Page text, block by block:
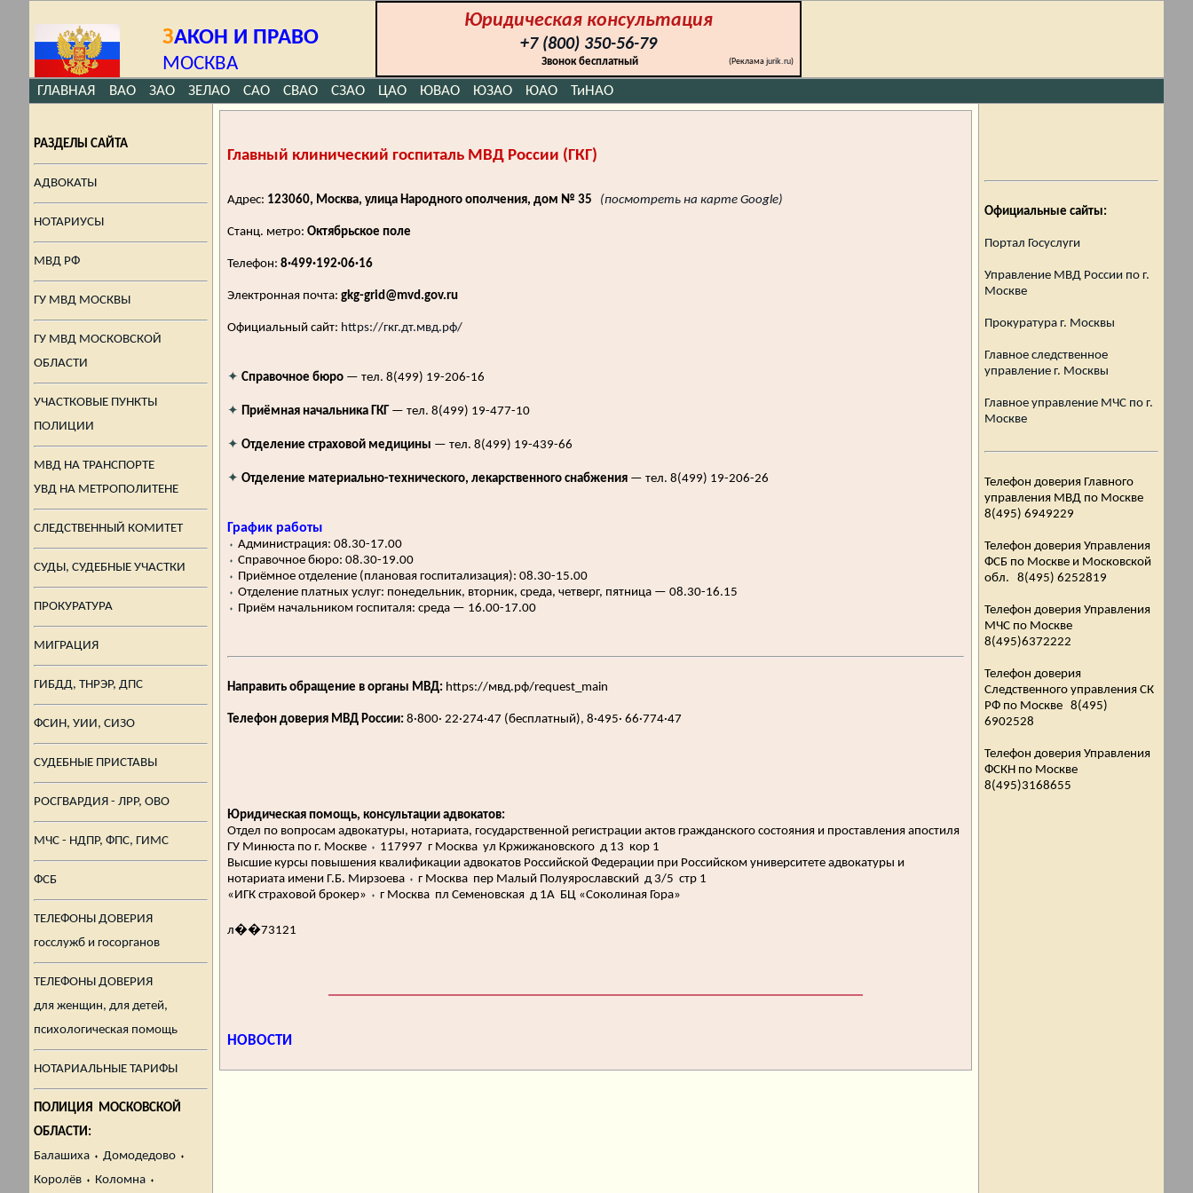
ЗАКОН И ПРАВО
МОСКВА
Юридическая консультация
+7 (800) 350-56-79
Звонок бесплатный (Рекламаjurik.ru)
ГЛАВНАЯ ВАО ЗАО ЗЕЛАО САО СВАО СЗАО ЦАО ЮВАО ЮЗАО ЮАО ТиНАО
РАЗДЕЛЫ САЙТА
АДВОКАТЫ
НОТАРИУСЫ
МВД РФ
ГУ МВД МОСКВЫ
ГУ МВД МОСКОВСКОЙ
ОБЛАСТИ
УЧАСТКОВЫЕ ПУНКТЫ
ПОЛИЦИИ
МВД НА ТРАНСПОРТЕ
УВД НА МЕТРОПОЛИТЕНЕ
СЛЕДСТВЕННЫЙ КОМИТЕТ
СУДЫ, СУДЕБНЫЕ УЧАСТКИ
ПРОКУРАТУРА
МИГРАЦИЯ
ГИБДД, ТНРЭР, ДПС
ФСИН, УИИ, СИЗО
СУДЕБНЫЕ ПРИСТАВЫ
РОСГВАРДИЯ - ЛРР, ОВО
МЧС - НДПР, ФПС, ГИМС
ФСБ
ТЕЛЕФОНЫ ДОВЕРИЯ
госслужб и госорганов
ТЕЛЕФОНЫ ДОВЕРИЯ
для женщин, для детей,
психологическая помощь
НОТАРИАЛЬНЫЕ ТАРИФЫ
ПОЛИЦИЯ МОСКОВСКОЙ
ОБЛАСТИ:
Балашиха ⬪ Домодедово ⬪
Королёв ⬪ Коломна ⬪
Главный клинический госпиталь МВД России (ГКГ)
Адрес: 123060, Москва, улица Народного ополчения, дом № 35 (посмотреть на карте Google)
Станц. метро: Октябрьское поле
Телефон: 8·499·192·06·16
Электронная почта: gkg-grid@mvd.gov.ru
Официальный сайт: https://гкг.дт.мвд.рф/
✦ Справочное бюро — тел. 8(499) 19-206-16
✦ Приёмная начальника ГКГ — тел. 8(499) 19-477-10
✦ Отделение страховой медицины — тел. 8(499) 19-439-66
✦ Отделение материально-технического, лекарственного снабжения — тел. 8(499) 19-206-26
График работы
⬪ Администрация: 08.30-17.00
⬪ Справочное бюро: 08.30-19.00
⬪ Приёмное отделение (плановая госпитализация): 08.30-15.00
⬪ Отделение платных услуг: понедельник, вторник, среда, четверг, пятница — 08.30-16.15
⬪ Приём начальником госпиталя: среда — 16.00-17.00
Направить обращение в органы МВД: https://мвд.рф/request_main
Телефон доверия МВД России: 8·800· 22·274·47 (бесплатный), 8·495· 66·774·47
Юридическая помощь, консультации адвокатов:
Отдел по вопросам адвокатуры, нотариата, государственной регистрации актов гражданского состояния и проставления апостиля
ГУ Минюста по г. Москве ⬪ 117997 г Москва ул Кржижановского д 13 кор 1
Высшие курсы повышения квалификации адвокатов Российской Федерации при Российском университете адвокатуры и
нотариата имени Г.Б. Мирзоева ⬪ г Москва пер Малый Полуярославский д 3/5 стр 1
«ИГК страховой брокер» ⬪ г Москва пл Семеновская д 1А БЦ «Соколиная Гора»
л��73121
НОВОСТИ
Официальные сайты:
Портал Госуслуги
Управление МВД России по г.
Москве
Прокуратура г. Москвы
Главное следственное
управление г. Москвы
Главное управление МЧС по г.
Москве
Телефон доверия Главного
управления МВД по Москве
8(495) 6949229
Телефон доверия Управления
ФСБ по Москве и Московской
обл. 8(495) 6252819
Телефон доверия Управления
МЧС по Москве
8(495)6372222
Телефон доверия
Следственного управления СК
РФ по Москве 8(495)
6902528
Телефон доверия Управления
ФСКН по Москве
8(495)3168655